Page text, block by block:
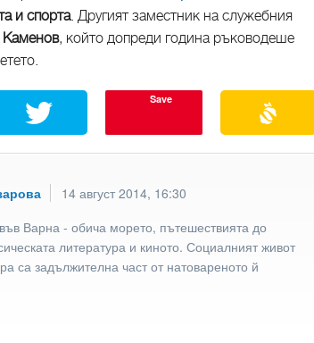
и спорта. Другият заместник на служебния
, който допреди година ръководеше
Save
14 август 2014, 16:30
Варна - обича морето, пътешествията до
литература и киното. Социалният живот
са задължителна част от натовареното й